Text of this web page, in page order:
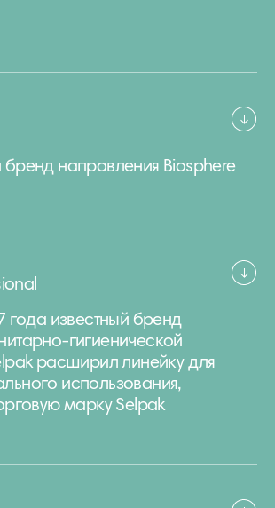
направления Biosphere
года известный бренд
гигиенической
расширил линейку для
использования,
марку Selpak